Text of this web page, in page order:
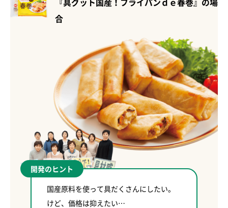
『具グット国産！フライパンｄｅ春巻』の場
合
開発のヒント
国産原料を使って具だくさんにしたい。
けど、価格は抑えたい…